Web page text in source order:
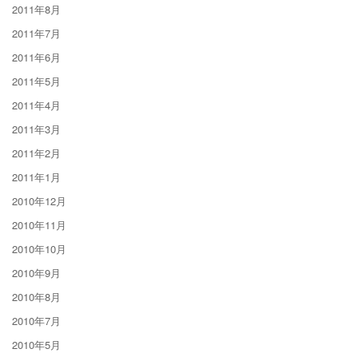
2011年8月
2011年7月
2011年6月
2011年5月
2011年4月
2011年3月
2011年2月
2011年1月
2010年12月
2010年11月
2010年10月
2010年9月
2010年8月
2010年7月
2010年5月